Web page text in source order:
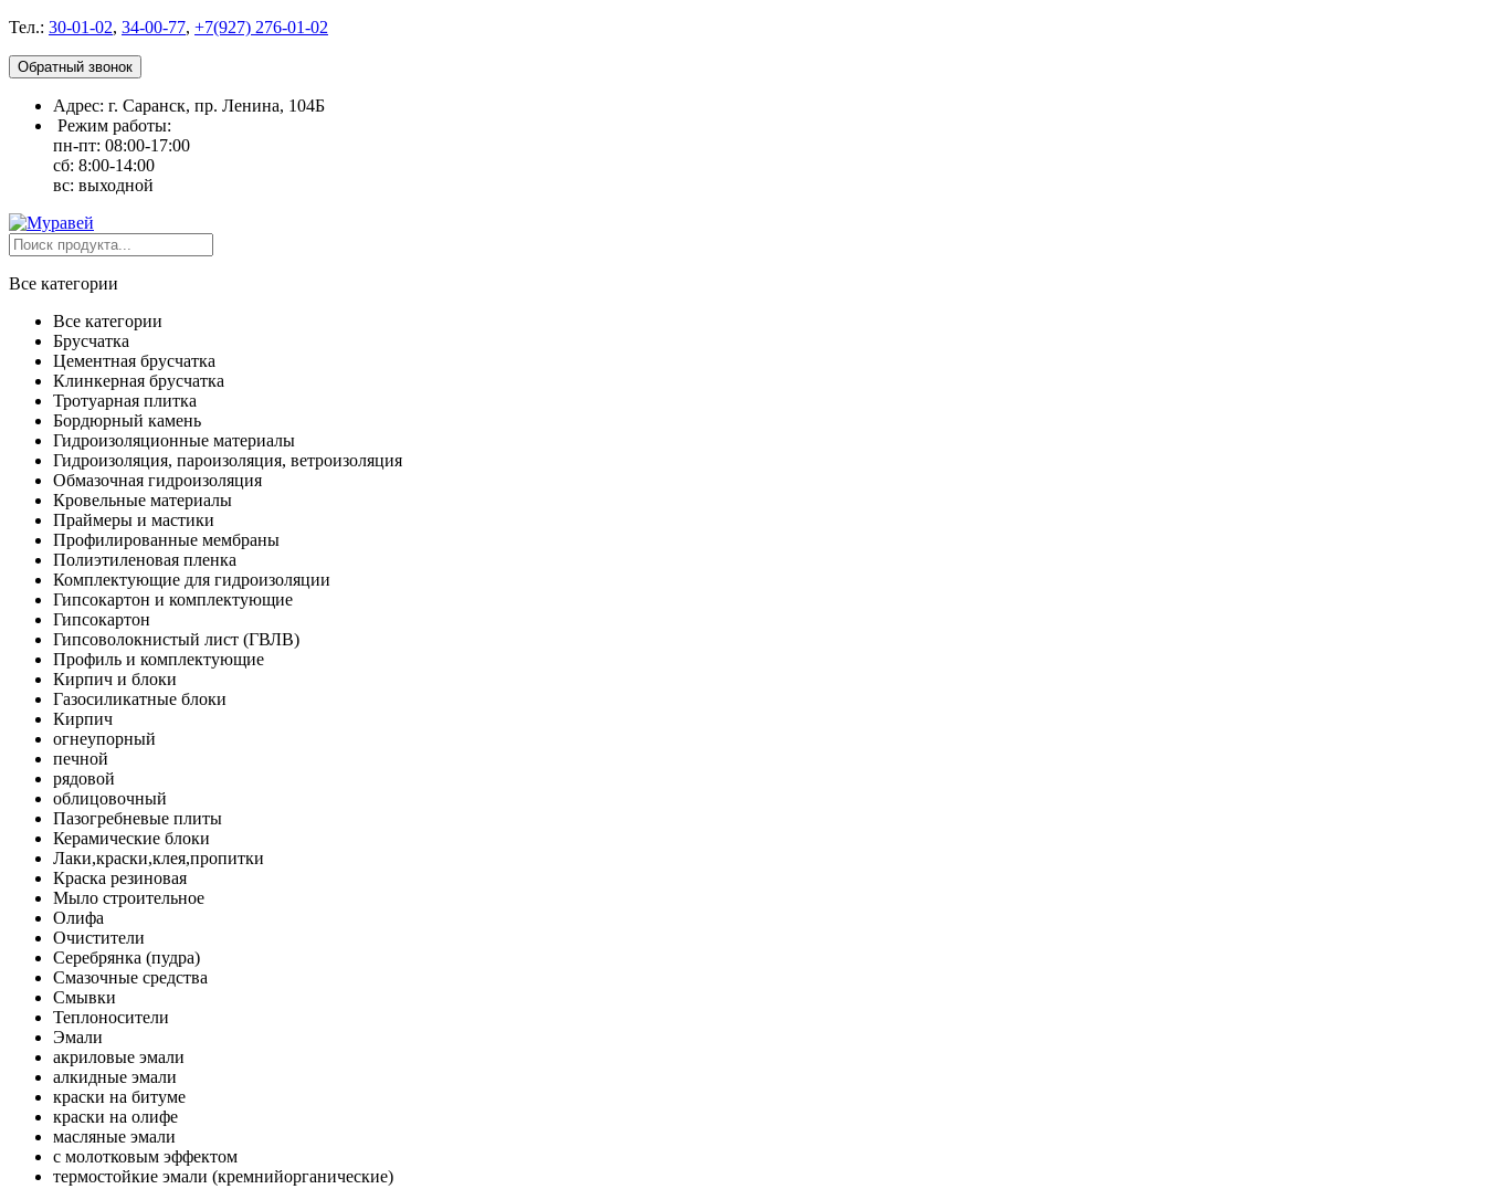
Тел.: 30-01-02, 34-00-77, +7(927) 276-01-02
Обратный звонок
Адрес: г. Саранск, пр. Ленина, 104Б
Режим работы:
пн-пт: 08:00-17:00
сб: 8:00-14:00
вс: выходной
Все категории
Все категории
Брусчатка
Цементная брусчатка
Клинкерная брусчатка
Тротуарная плитка
Бордюрный камень
Гидроизоляционные материалы
Гидроизоляция, пароизоляция, ветроизоляция
Обмазочная гидроизоляция
Кровельные материалы
Праймеры и мастики
Профилированные мембраны
Полиэтиленовая пленка
Комплектующие для гидроизоляции
Гипсокартон и комплектующие
Гипсокартон
Гипсоволокнистый лист (ГВЛВ)
Профиль и комплектующие
Кирпич и блоки
Газосиликатные блоки
Кирпич
огнеупорный
печной
рядовой
облицовочный
Пазогребневые плиты
Керамические блоки
Лаки,краски,клея,пропитки
Краска резиновая
Мыло строительное
Олифа
Очистители
Серебрянка (пудра)
Смазочные средства
Смывки
Теплоносители
Эмали
акриловые эмали
алкидные эмали
краски на битуме
краски на олифе
масляные эмали
с молотковым эффектом
термостойкие эмали (кремнийорганические)